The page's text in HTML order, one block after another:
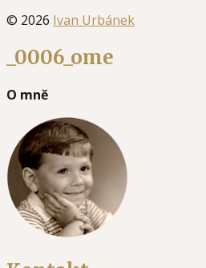
© 2026 Ivan Urbánek
_0006_ome
O mně